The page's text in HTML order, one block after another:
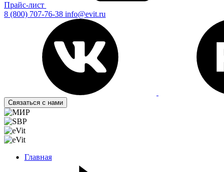
Прайс-лист
8 (800) 707-76-38 info@evit.ru
Связаться с нами
Главная